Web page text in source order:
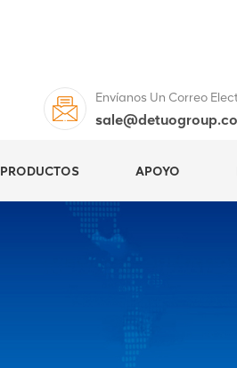
Envíanos Un Correo
PRODUCTOS APOYO